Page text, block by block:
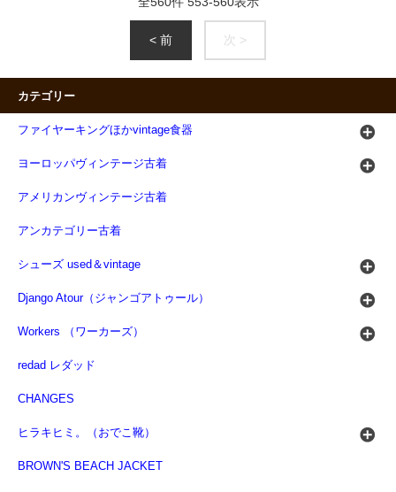
< 前 次 >
カテゴリー
ファイヤーキングほかvintage食器
ヨーロッパヴィンテージ古着
アメリカンヴィンテージ古着
アンカテゴリー古着
シューズ used＆vintage
Django Atour（ジャンゴアトゥール）
Workers （ワーカーズ）
redad レダッド
CHANGES
ヒラキヒミ。（おでこ靴）
BROWN'S BEACH JACKET